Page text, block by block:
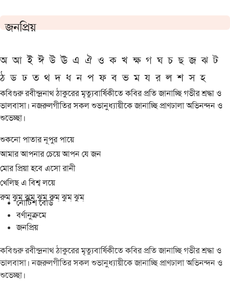
জনপ্রিয়
অ আ ই ঈ উ ঊ এ ঐ ও ক খ ক্ষ গ ঘ চ ছ জ ঝ ট
ঠ ড ঢ ত থ দ ধ ন প ফ ব ভ ম য র ল শ স হ
কবিগুরু রবীন্দ্রনাথ ঠাকুরের মৃত্যুবার্ষিকীতে কবির প্রতি জানাচ্ছি গভীর শ্রদ্ধা ও
ভালবাসা। নজরুলগীতির সকল শুভানুধ্যায়ীকে জানাচ্ছি প্রাণঢালা অভিনন্দন ও
শুভেচ্ছা।
শুকনো পাতার নূপুর পায়ে
আমার আপনার চেয়ে আপন যে জন
মোর প্রিয়া হবে এসো রানী
খেলিছ এ বিশ্ব লয়ে
রুম্ ঝুম্ ঝুম্ ঝুম্ রুম্ ঝুম্ ঝুম্
নোটিশ বোর্ড
বর্ণানুক্রমে
জনপ্রিয়
কবিগুরু রবীন্দ্রনাথ ঠাকুরের মৃত্যুবার্ষিকীতে কবির প্রতি জানাচ্ছি গভীর শ্রদ্ধা ও
ভালবাসা। নজরুলগীতির সকল শুভানুধ্যায়ীকে জানাচ্ছি প্রাণঢালা অভিনন্দন ও
শুভেচ্ছা।